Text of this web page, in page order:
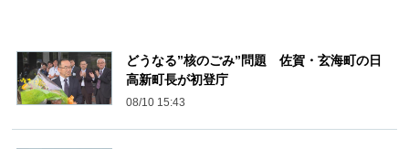
どうなる”核のごみ”問題 佐賀・玄海町の日
高新町長が初登庁
08/10 15:43